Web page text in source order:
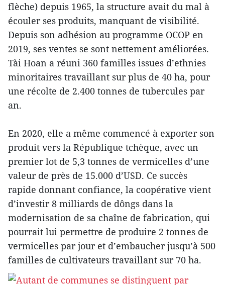
flèche) depuis 1965, la structure avait du mal à
écouler ses produits, manquant de visibilité.
Depuis son adhésion au programme OCOP en
2019, ses ventes se sont nettement améliorées.
Tài Hoan a réuni 360 familles issues d’ethnies
minoritaires travaillant sur plus de 40 ha, pour
une récolte de 2.400 tonnes de tubercules par
an.
En 2020, elle a même commencé à exporter son
produit vers la République tchèque, avec un
premier lot de 5,3 tonnes de vermicelles d’une
valeur de près de 15.000 d’USD. Ce succès
rapide donnant confiance, la coopérative vient
d’investir 8 milliards de dôngs dans la
modernisation de sa chaîne de fabrication, qui
pourrait lui permettre de produire 2 tonnes de
vermicelles par jour et d’embaucher jusqu’à 500
familles de cultivateurs travaillant sur 70 ha.